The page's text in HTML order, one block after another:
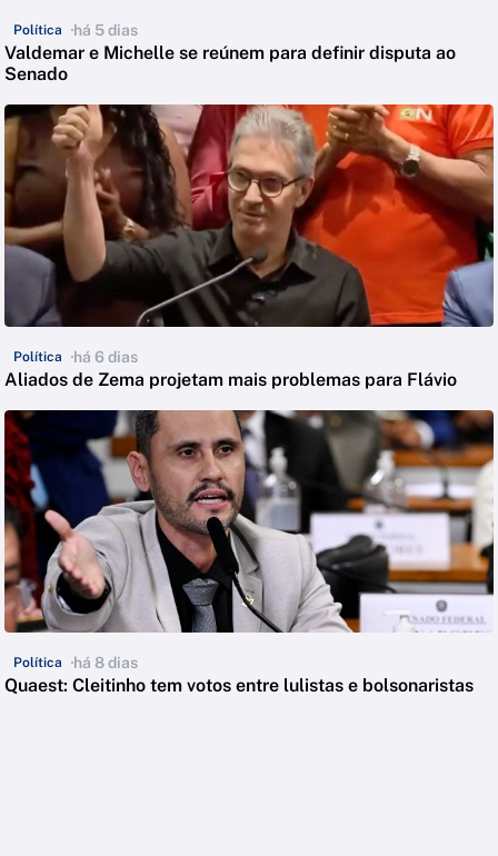
Política há 5 dias
Valdemar e Michelle se reúnem para definir disputa ao
Senado
Política há 6 dias
Aliados de Zema projetam mais problemas para Flávio
Política há 8 dias
Quaest: Cleitinho tem votos entre lulistas e bolsonaristas